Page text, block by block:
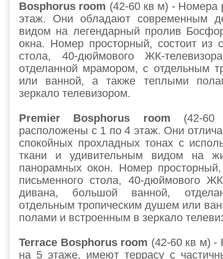
Bosphorus room (42-60 кв м) - Номера
этаж. Они обладают современным
видом на легендарный пролив
окна. Номер просторный, состоит из
стола, 40-дюймового ЖК-
отделанной мрамором, с отдельным
или ванной, а также теплыми
зеркало телевизором.
Premier Bosphorus room (42-
расположены с 1 по 4 этаж. Они
спокойных прохладных тонах с
ткани и удивительным видом на
панорамных окон. Номер
письменного стола, 40-дюймового
дивана, большой ванной,
отдельным тропическим душем или
полами и встроенным в зеркало
Terrace Bosphorus room (42-60 кв м)
на 5 этаже, имеют террасу с